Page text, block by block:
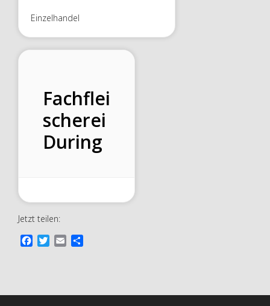
Einzelhandel
Fachflei
scherei
During
Jetzt teilen: